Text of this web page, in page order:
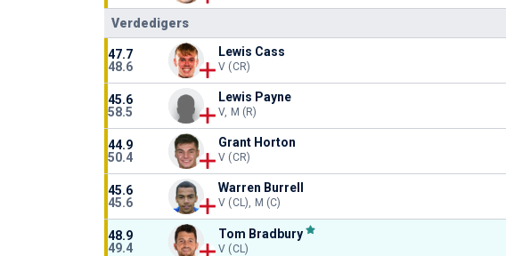
Verdedigers
47.7
48.6
Lewis Cass
V (CR)
45.6
58.5
Lewis Payne
V, M (R)
44.9
50.4
Grant Horton
V (CR)
45.6
45.6
Warren Burrell
V (CL), M (C)
48.9
49.4
Tom Bradbury
V (CL)